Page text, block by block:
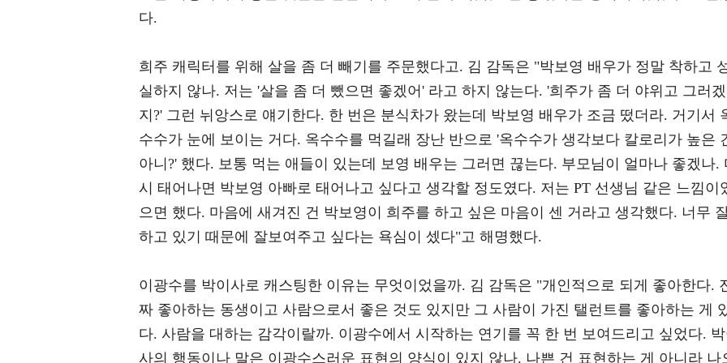
다.
희주 캐릭터를 위해 살을 좀 더 빼기를 주문했다고. 김 감독은 "박보영 배우가 정말 착하고
실하지 않나. 저는 '살을 좀 더 뺐으면 좋겠어' 라고 하지 않는다. '희주가 좀 더 야위고 그러겠
지?' 그런 뉘앙스로 얘기한다. 한 번은 분식차가 왔는데 박보영 배우가 조금 떴더라. 거기서
수수가 눈에 보이는 거다. 옥수수를 먹길래 장난 반으로 '옥수수가 생각보다 칼로리가 높은
아니?' 했다. 보통 먹는 애들이 있는데 보영 배우는 그러면 끊는다. 부모님이 얼마나 좋겠나.
시 태어나면 박보영 아빠로 태어나고 싶다고 생각할 정도였다. 저는 PT 선생님 같은 느낌이
으면 했다. 마음에 새겨진 건 박보영이 희주를 하고 싶은 마음이 센 거라고 생각했다. 너무
하고 있기 때문에 잘보여주고 싶다는 욕심이 셌다"고 해명했다.
이광수를 박이사로 캐스팅한 이유는 무엇이었을까. 김 감독은 "개인적으로 되게 좋아한다.
짜 좋아하는 동생이고 사람으로서 좋은 것도 있지만 그 사람이 가진 탤런트를 좋아하는 게
다. 사람을 대하는 감각이랄까. 이광수에서 시작하는 연기를 꼭 한 번 보여드리고 싶었다. 박
사의 행동이나 말은 이광수스러운 표현의 양식이 있지 않나. 나쁜 건 표현하는 게 아니라 나